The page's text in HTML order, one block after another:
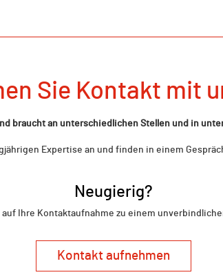
Sie Kontakt mit
braucht an unterschiedlichen Stellen und in
Expertise an und finden in einem
Neugierig?
Ihre Kontaktaufnahme zu einem
Kontakt aufnehmen